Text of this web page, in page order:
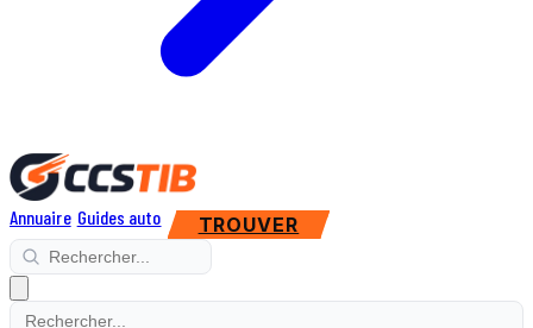
Annuaire Guides auto TROUVER